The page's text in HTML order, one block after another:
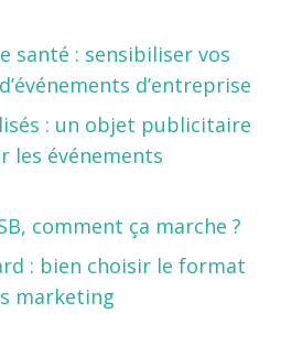
santé : sensibiliser vos
d’entreprise
: un objet publicitaire
les événements
comment ça marche ?
: bien choisir le format
marketing